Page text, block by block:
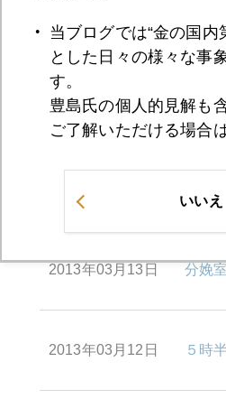
2013年03月18日 月曜
2013年03月15日 ９６
2013年03月13日 分娩
2013年03月12日 ５時
当ブログでは“金の国
とした日々の様々な事
す。
豊島氏の個人的見解も
ご了解いただける場合
いいえ